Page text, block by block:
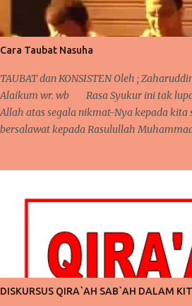
cocok di hias dengan bunga. Maka ia
dengan keelokannya karena di tata oleh
heran bila ia memiliki harga yang
sebagian memilih yang hidup dan
(hias tidak hidup). Masing masing
Cara Taubat Nasuha
TAUBAT dan KONSISTEN Oleh ;
Alaikum wr. wb Rasa Syukur ini tak
Allah atas segala nikmat-Nya kepada
bersalawat kepada Rasulullah
agar bisa menjalankan ibadah yang
langsung telah terdapat keterkaitan
pada pertemuan kali ini. Pada pertemuan
pola pikir yang harus dilakukan setiap
berubah, niat ingin berubah menjadi
bicarakan kali ini. Poin Kedua ; Taubat dan
DISKURSUS QIRA`AH SAB`AH DALAM